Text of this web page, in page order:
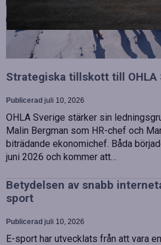
Strategiska tillskott till OHLA
Publicerad juli 10, 2026
OHLA Sverige stärker sin
Malin Bergman som HR-chef och
biträdande ekonomichef. Båda
juni 2026 och kommer att…
Betydelsen av snabb
sport
Publicerad juli 10, 2026
E-sport har utvecklats från att vara